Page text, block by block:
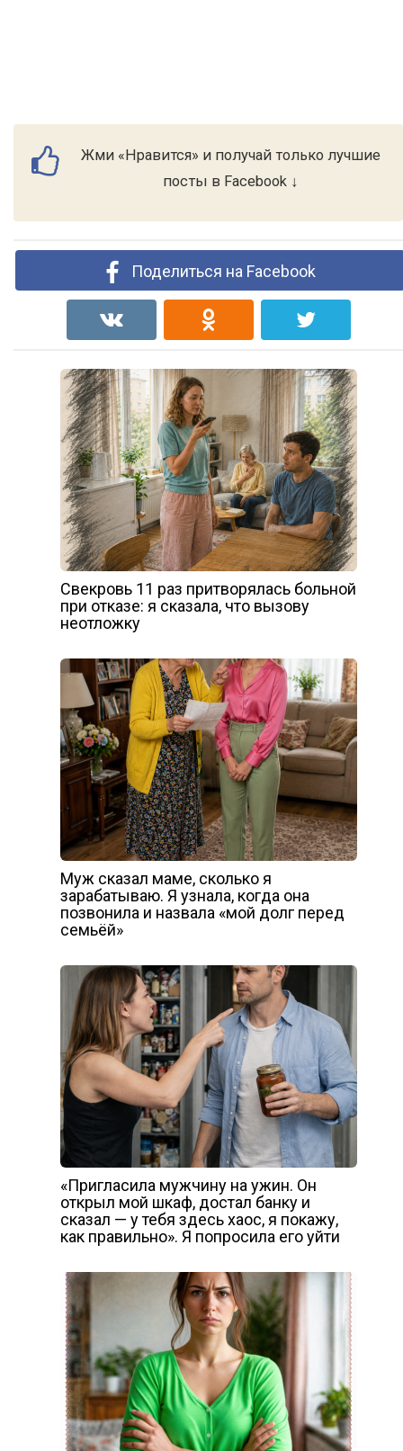
Жми «Нравится» и получай только лучшие
посты в Facebook ↓
Поделиться на Facebook
Свекровь 11 раз притворялась больной
при отказе: я сказала, что вызову
неотложку
Муж сказал маме, сколько я
зарабатываю. Я узнала, когда она
позвонила и назвала «мой долг перед
семьёй»
«Пригласила мужчину на ужин. Он
открыл мой шкаф, достал банку и
сказал — у тебя здесь хаос, я покажу,
как правильно». Я попросила его уйти